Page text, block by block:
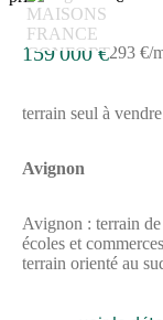
159 000 €293 €/
terrain seul à vendre
Avignon
Avignon : terrain
écoles et
terrain orienté au
marchés,